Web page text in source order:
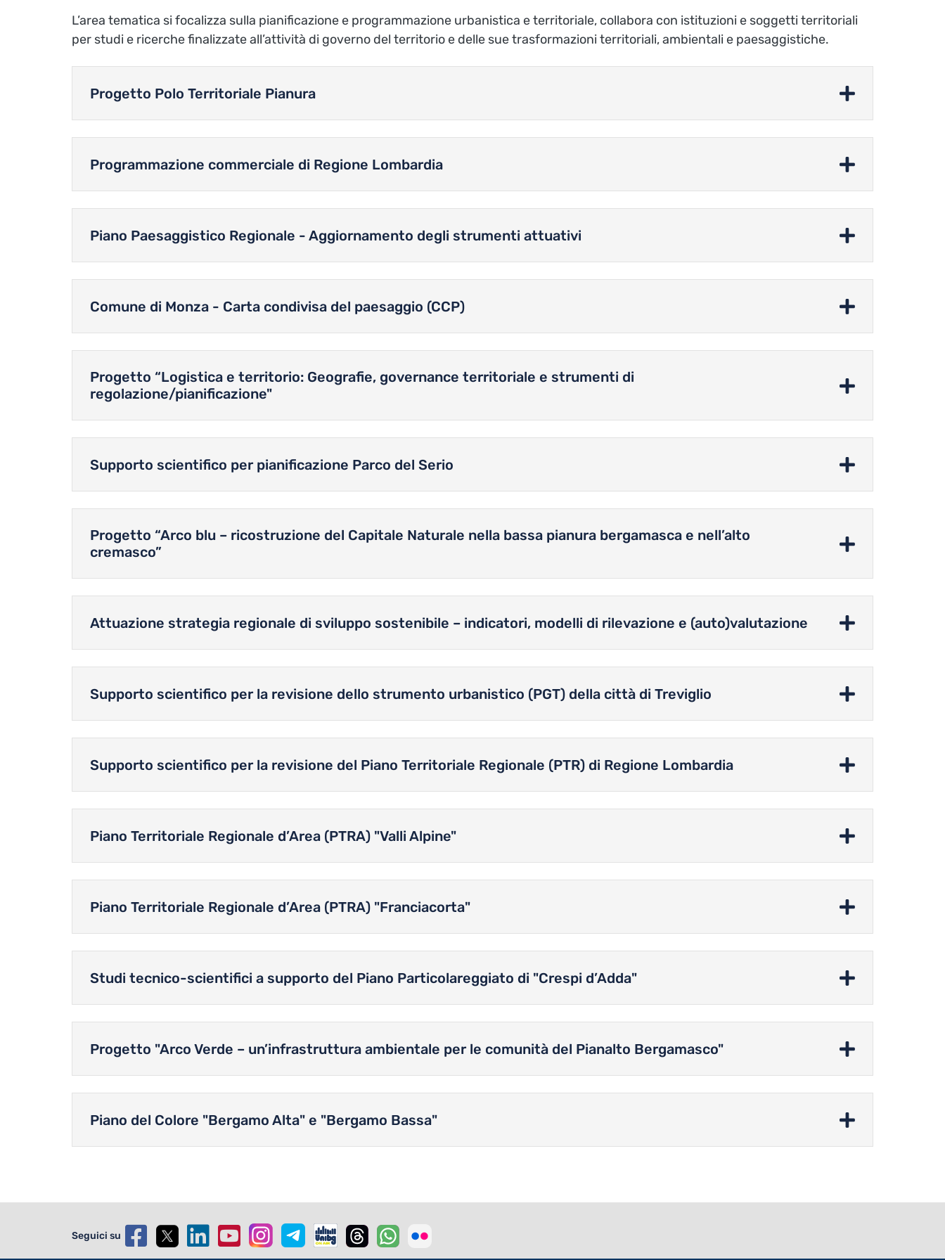
L’area tematica si focalizza sulla pianificazione e programmazione urbanistica e territoriale, collabora con istituzioni e soggetti territoriali
per studi e ricerche finalizzate all’attività di governo del territorio e delle sue trasformazioni territoriali, ambientali e paesaggistiche.
Progetto Polo Territoriale Pianura
Programmazione commerciale di Regione Lombardia
Piano Paesaggistico Regionale - Aggiornamento degli strumenti attuativi
Comune di Monza - Carta condivisa del paesaggio (CCP)
Progetto “Logistica e territorio: Geografie, governance territoriale e strumenti di
regolazione/pianificazione"
Supporto scientifico per pianificazione Parco del Serio
Progetto “Arco blu – ricostruzione del Capitale Naturale nella bassa pianura bergamasca e nell’alto
cremasco”
Attuazione strategia regionale di sviluppo sostenibile – indicatori, modelli di rilevazione e (auto)valutazione
Supporto scientifico per la revisione dello strumento urbanistico (PGT) della città di Treviglio
Supporto scientifico per la revisione del Piano Territoriale Regionale (PTR) di Regione Lombardia
Piano Territoriale Regionale d’Area (PTRA) "Valli Alpine"
Piano Territoriale Regionale d’Area (PTRA) "Franciacorta"
Studi tecnico-scientifici a supporto del Piano Particolareggiato di "Crespi d’Adda"
Progetto "Arco Verde – un’infrastruttura ambientale per le comunità del Pianalto Bergamasco"
Piano del Colore "Bergamo Alta" e "Bergamo Bassa"
Seguici su